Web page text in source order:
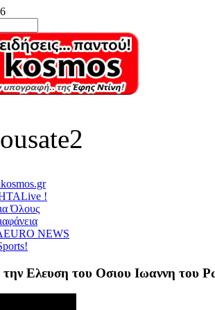
Live !
Όλους
EURO NEWS
Ελευση του Οσιου Ιωαννη του